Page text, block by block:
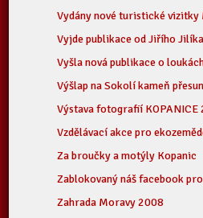
Vydány nové turistické vizitky
Vyjde publikace od Jiřího
Vyšla nová publikace o
Výšlap na Sokolí kameň
Výstava fotografií KOPANICE
Vzdělávací akce pro
Za broučky a motýly Kopanic
Zablokovaný náš facebook
Zahrada Moravy 2008